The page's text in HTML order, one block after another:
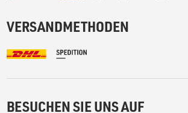
VERSANDMETHODEN
BESUCHEN SIE UNS AUF